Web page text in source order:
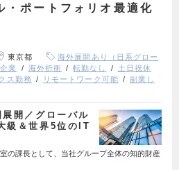
・ポートフォリオ最適化
東京都
海外展開あり（日系グロー
業 海外折衝 転勤なし
土日祝休
ス勤務 リモートワーク可能
副業し
開／グローバル
級＆世界5位のIT
の課長として、当社グループ全体の知的財産